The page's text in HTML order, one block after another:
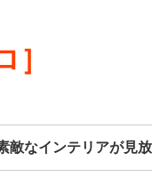
敵なインテリアが見放